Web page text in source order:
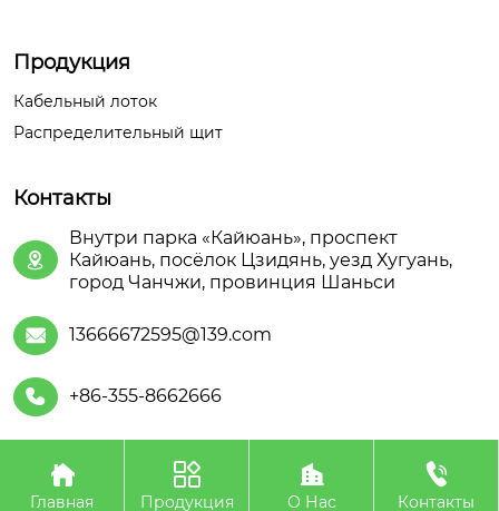
Продукция
Кабельный лоток
Распределительный щит
Контакты

Внутри парка «Кайюань», проспект
Кайюань, посёлок Цзидянь, уезд Хугуань,
город Чанчжи, провинция Шаньси
 13666672595@139.com
 +86-355-8662666
Авторское право©ООО Шаньсийская Июань
Электроэнергетического Оборудования

Главная

Продукция

О Нас

Контакты